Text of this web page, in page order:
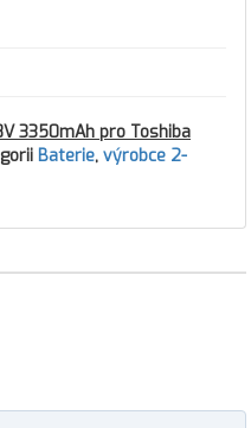
3350mAh pro Toshiba
Baterie, výrobce 2-